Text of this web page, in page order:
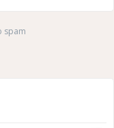
spam